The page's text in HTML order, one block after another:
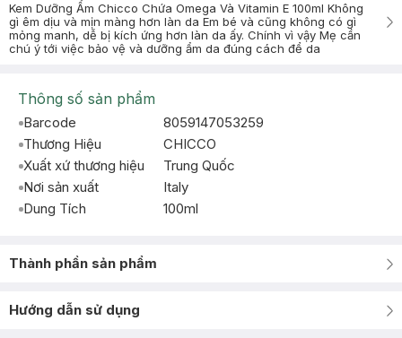
Kem Dưỡng Ẩm Chicco Chứa Omega Và Vitamin E 100ml Không
gì êm dịu và mịn màng hơn làn da Em bé và cũng không có gì
mỏng manh, dễ bị kích ứng hơn làn da ấy. Chính vì vậy Mẹ cần
chú ý tới việc bảo vệ và dưỡng ẩm da đúng cách để da
Thông số sản phẩm
Barcode
8059147053259
Thương Hiệu
CHICCO
Xuất xứ thương hiệu
Trung Quốc
Nơi sản xuất
Italy
Dung Tích
100ml
Thành phần sản phẩm
Hướng dẫn sử dụng